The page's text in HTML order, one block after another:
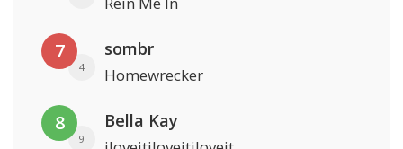
7
4
sombr
Homewrecker
8
9
Bella Kay